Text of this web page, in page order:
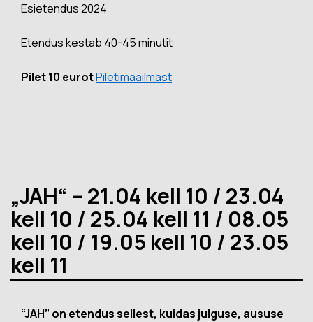
Esietendus 2024
Etendus kestab 40-45 minutit
Pilet 10 eurotPiletimaailmast
„JAH“ – 21.04 kell 10 / 23.04
kell 10 / 25.04 kell 11 / 08.05
kell 10 / 19.05 kell 10 / 23.05
kell 11
“JAH” on etendus sellest, kuidas julguse, aususe